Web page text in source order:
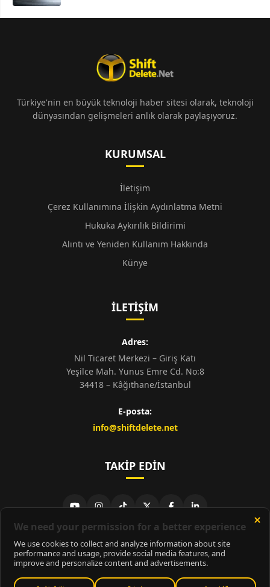
Türkiye'nin en büyük teknoloji haber sitesi olarak, teknoloji
dünyasından gelişmeleri anlık olarak paylaşıyoruz.
KURUMSAL
İletişim
Çerez Kullanımına İlişkin Aydınlatma Metni
Hukuka Aykırılık Bildirimi
Alıntı ve Yeniden Kullanım Hakkında
Künye
İLETIŞIM
Adres:
Nil Ticaret Merkezi – Giriş Katı
Yeşilce Mah. Yunus Emre Cd. No:8
34418 – Kâğıthane/İstanbul
E-posta:
info@shiftdelete.net
TAKIP EDIN
© 2026ShiftDelete.Net- Tüm hakları saklıdır.